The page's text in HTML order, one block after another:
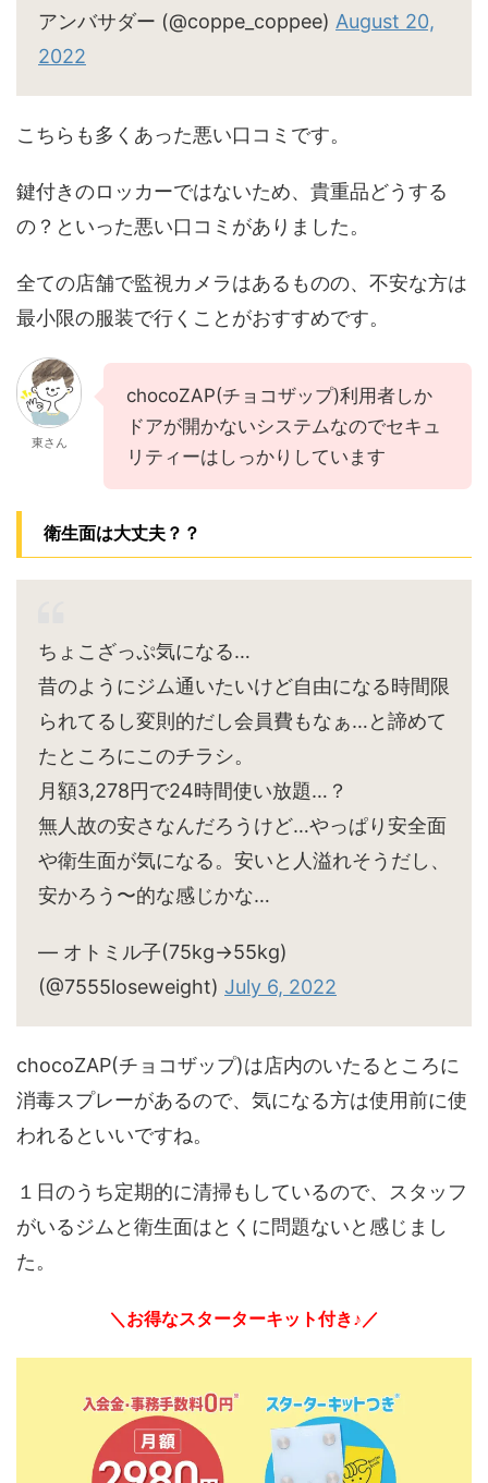
アンバサダー (@coppe_coppee) August 20,
2022
こちらも多くあった悪い口コミです。
鍵付きのロッカーではないため、貴重品どうする
の？といった悪い口コミがありました。
全ての店舗で監視カメラはあるものの、不安な方は
最小限の服装で行くことがおすすめです。
東さん
chocoZAP(チョコザップ)利用者しか
ドアが開かないシステムなのでセキュ
リティーはしっかりしています
衛生面は大丈夫？？
ちょこざっぷ気になる…
昔のようにジム通いたいけど自由になる時間限
られてるし変則的だし会員費もなぁ…と諦めて
たところにこのチラシ。
月額3,278円で24時間使い放題…？
無人故の安さなんだろうけど…やっぱり安全面
や衛生面が気になる。安いと人溢れそうだし、
安かろう〜的な感じかな…
— オトミル子(75kg→55kg)
(@7555loseweight) July 6, 2022
chocoZAP(チョコザップ)は店内のいたるところに
消毒スプレーがあるので、気になる方は使用前に使
われるといいですね。
１日のうち定期的に清掃もしているので、スタッフ
がいるジムと衛生面はとくに問題ないと感じまし
た。
＼お得なスターターキット付き♪／